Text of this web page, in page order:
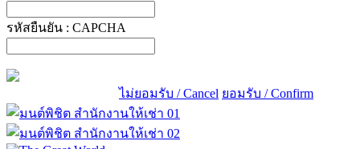
รหัสยืนยัน : CAPCHA
ไม่ยอมรับ / Cancel ยอมรับ / Confirm